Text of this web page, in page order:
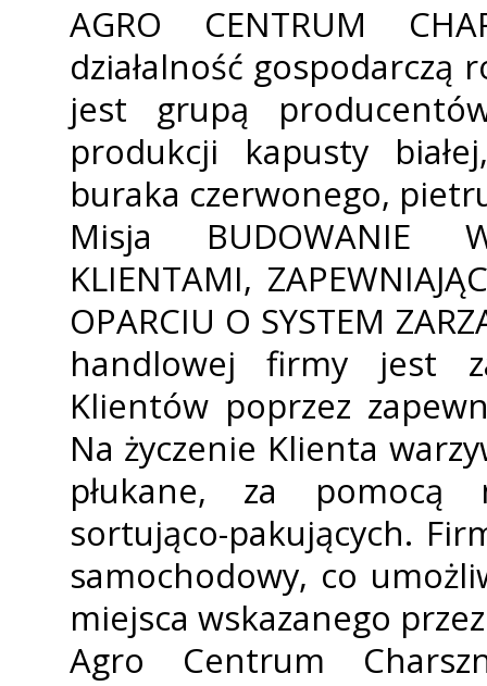
AGRO CENTRUM
działalność gospodarczą
jest grupą
produkcji kapusty
buraka czerwonego,
Misja BUDOWANIE
KLIENTAMI,
OPARCIU O SYSTEM
handlowej firmy jest
Klientów poprzez
Na życzenie Klienta
płukane, za pomocą
sortująco-pakujących.
samochodowy, co
miejsca wskazanego
Agro Centrum